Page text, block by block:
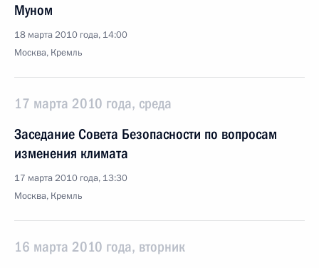
Муном
18 марта 2010 года, 14:00
Москва, Кремль
17 марта 2010 года, среда
Заседание Совета Безопасности по вопросам
изменения климата
17 марта 2010 года, 13:30
Москва, Кремль
16 марта 2010 года, вторник